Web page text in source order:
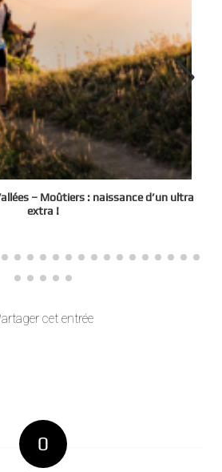
– Moûtiers : naissance d’un ultra
extra !
cet entrée
0